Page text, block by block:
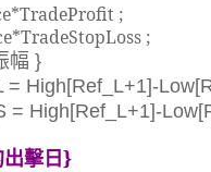
;
;
幅 }
= High[Ref_L+1]-
= High[Ref_L+1]-
擊日}